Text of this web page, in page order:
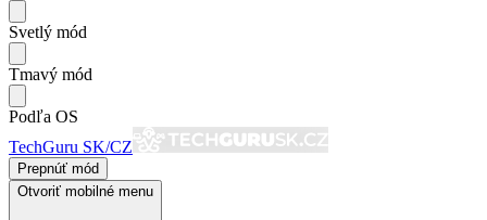
Svetlý mód
Tmavý mód
Podľa OS
TechGuru SK/CZ
Prepnúť mód
Otvoriť mobilné menu